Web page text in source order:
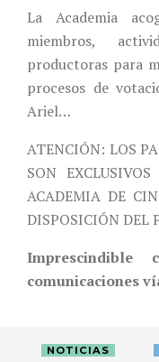
La Academia
miembros,
productoras para
procesos de
Ariel…
ATENCIÓN: LOS
SON
ACADEMIA DE
DISPOSICIÓN DEL
Imprescindible
comunicaciones
NOTICIAS